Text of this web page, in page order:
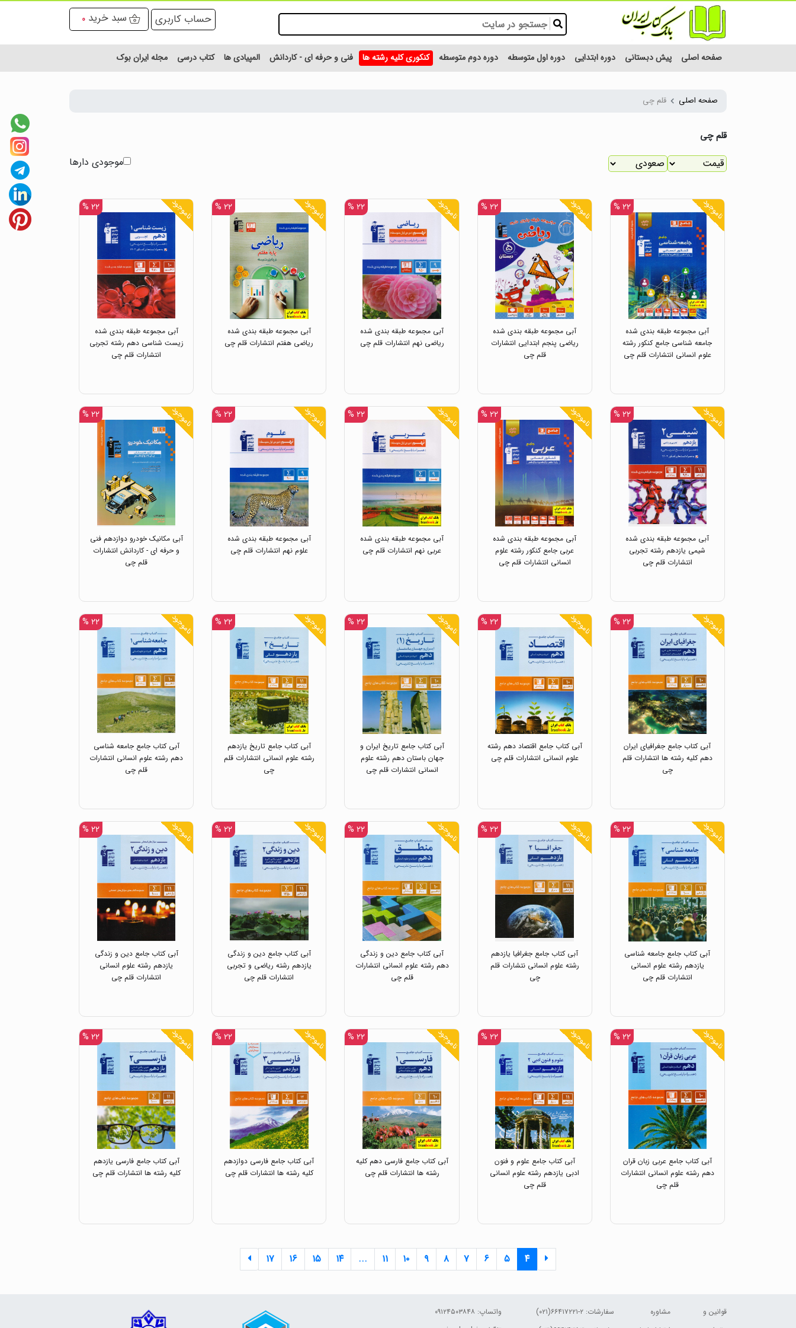
حساب کاربری سبد خرید 0
صفحه اصلی پیش دبستانی دوره ابتدایی دوره اول متوسطه دوره دوم متوسطه کنکوری کلیه رشته ها فنی و حرفه ای - کاردانش المپیادی ها کتاب درسی مجله ایران بوک
صفحه اصلی قلم چی
قلم چی
موجودی دارها
ناموجود ۲۲ %
آبی مجموعه طبقه بندی شده
جامعه شناسی جامع کنکور رشته
علوم انسانی انتشارات قلم چی
ناموجود ۲۲ %
آبی مجموعه طبقه بندی شده
ریاضی پنجم ابتدایی انتشارات
قلم چی
ناموجود ۲۲ %
آبی مجموعه طبقه بندی شده
ریاضی نهم انتشارات قلم چی
ناموجود ۲۲ %
آبی مجموعه طبقه بندی شده
ریاضی هفتم انتشارات قلم چی
ناموجود ۲۲ %
آبی مجموعه طبقه بندی شده
زیست شناسی دهم رشته تجربی
انتشارات قلم چی
ناموجود ۲۲ %
آبی مجموعه طبقه بندی شده
شیمی یازدهم رشته تجربی
انتشارات قلم چی
ناموجود ۲۲ %
آبی مجموعه طبقه بندی شده
عربی جامع کنکور رشته علوم
انسانی انتشارات قلم چی
ناموجود ۲۲ %
آبی مجموعه طبقه بندی شده
عربی نهم انتشارات قلم چی
ناموجود ۲۲ %
آبی مجموعه طبقه بندی شده
علوم نهم انتشارات قلم چی
ناموجود ۲۲ %
آبی مکانیک خودرو دوازدهم فنی
و حرفه ای - کاردانش انتشارات
قلم چی
ناموجود ۲۲ %
آبی کتاب جامع جغرافیای ایران
دهم کلیه رشته ها انتشارات قلم
چی
ناموجود ۲۲ %
آبی کتاب جامع اقتصاد دهم رشته
علوم انسانی انتشارات قلم چی
ناموجود ۲۲ %
آبی کتاب جامع تاریخ ایران و
جهان باستان دهم رشته علوم
انسانی انتشارات قلم چی
ناموجود ۲۲ %
آبی کتاب جامع تاریخ یازدهم
رشته علوم انسانی انتشارات قلم
چی
ناموجود ۲۲ %
آبی کتاب جامع جامعه شناسی
دهم رشته علوم انسانی انتشارات
قلم چی
ناموجود ۲۲ %
آبی کتاب جامع جامعه شناسی
یازدهم رشته علوم انسانی
انتشارات قلم چی
ناموجود ۲۲ %
آبی کتاب جامع جغرافیا یازدهم
رشته علوم انسانی نتشارات قلم
چی
ناموجود ۲۲ %
آبی کتاب جامع دین و زندگی
دهم رشته علوم انسانی انتشارات
قلم چی
ناموجود ۲۲ %
آبی کتاب جامع دین و زندگی
یازدهم رشته ریاضی و تجربی
انتشارات قلم چی
ناموجود ۲۲ %
آبی کتاب جامع دین و زندگی
یازدهم رشته علوم انسانی
انتشارات قلم چی
ناموجود ۲۲ %
آبی کتاب جامع عربی زبان قران
دهم رشته علوم انسانی انتشارات
قلم چی
ناموجود ۲۲ %
آبی کتاب جامع علوم و فنون
ادبی یازدهم رشته علوم انسانی
قلم چی
ناموجود ۲۲ %
آبی کتاب جامع فارسی دهم کلیه
رشته ها انتشارات قلم چی
ناموجود ۲۲ %
آبی کتاب جامع فارسی دوازدهم
کلیه رشته ها انتشارات قلم چی
ناموجود ۲۲ %
آبی کتاب جامع فارسی یازدهم
کلیه رشته ها انتشارات قلم چی
۴ ۵ ۶ ۷ ۸ ۹ ۱۰ ۱۱ ... ۱۴ ۱۵ ۱۶ ۱۷
قوانین و مشاوره سفارشات: ۲-۶۶۴۱۷۲۲۱(۰۲۱) واتساپ: ۰۹۱۲۴۵۰۳۸۴۸